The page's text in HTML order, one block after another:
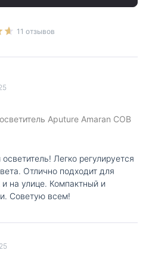
11 отзывов
Aputure Amaran COB
Легко регулируется
Отлично подходит для
на улице. Компактный и
Советую всем!